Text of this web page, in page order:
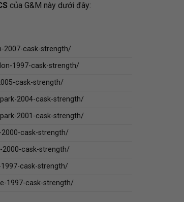
của G&M này dưới đây:
2007-cask-strength/
1997-cask-strength/
cask-strength/
2004-cask-strength/
2001-cask-strength/
cask-strength/
cask-strength/
cask-strength/
1997-cask-strength/